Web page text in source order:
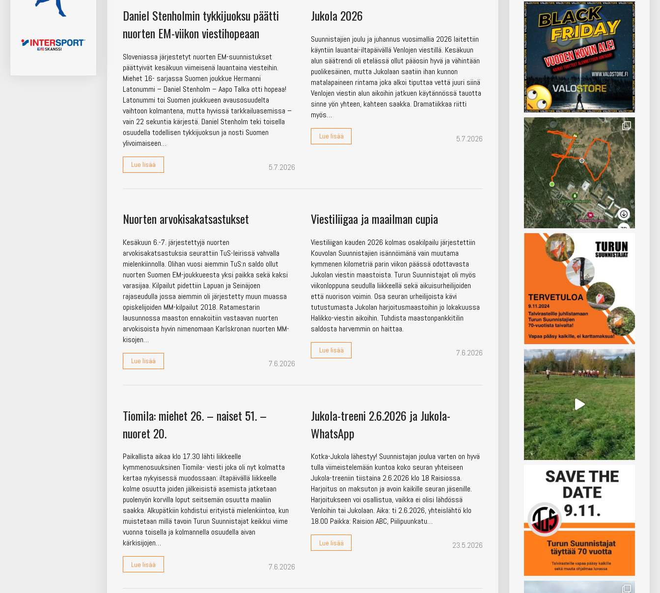
Daniel Stenholmin tykkijuoksu päätti
nuorten EM-viikon viestihopeaan
Sloveniassa järjestetyt nuorten EM-suunnistukset
päättyivät kesäkuun viimeisenä lauantaina viesteihin.
Miehet 16- sarjassa Suomen joukkue Hermanni
Latonummi – Daniel Stenholm – Aapo Talka otti hopeaa!
Latonummi toi Suomen joukkueen avausosuudelta
vaihtoon kolmantena, mutta hyvissä tarkkailuasemissa –
vain 22 sekuntia kärjestä. Daniel Stenholm teki toisella
osuudella todellisen tykkijuoksun ja nosti Suomen
ylivoimaiseen…
Lue lisää 5.7.2026
Jukola 2026
Suunnistajien joulu ja juhannus vuosimallia 2026 laitettiin
käyntiin lauantai-iltapäivällä Venlojen viestillä. Kesäkuun
alun säätrendi oli etelässä ollut pääosin hyvä ja vähintään
puolikesäinen, mutta Jukolaan saatiin ihan kunnon
matalapaineen rintama joka alkoi tiputtaa vettä juuri siinä
Venlojen viestin alun aikoihin jatkuen käytännössä tauotta
sinne yön yhteen, kahteen saakka. Dramatiikkaa riitti
myös…
Lue lisää 5.7.2026
Nuorten arvokisakatsastukset
Kesäkuun 6.-7. järjestettyjä nuorten
arvokisakatsastuksia seurattiin TuS-leirissä vahvalla
mielenkiinnolla. Olihan vuosi aiemmin TuS:n saldo ollut
nuorten Suomen EM-joukkueesta yksi paikka sekä kaksi
varasijaa. Kilpailut pidettiin Lapuan ja Seinäjoen
rajaseudulla jossa aiemmin oli järjestetty muun muassa
opiskelijoiden MM-kilpailut 2018. Ratamestarin
lausunnossa maaston ennakoitiin vastaavan nuorten
arvokisoista hyvin nimenomaan Karlskronan nuorten MM-
kisojen…
Lue lisää 7.6.2026
Viestiliigaa ja maailman cupia
Viestiliigan kauden 2026 kolmas osakilpailu järjestettiin
Kouvolan Suunnistajien isännöimänä vain muutama
kymmenen kilometriä parin viikon päässä odottavasta
Jukolan viestin maastoista. Turun Suunnistajat oli myös
viikonloppuna seudulla liikkeellä sekä aikuisurheilijoiden
että nuorison voimin. Osa seuran urheilijoista kävi
tutustumasta Jukolan harjoitusmaastoihin jo lokakuussa
Halikko-viestin aikoihin. Tuhdista maastonpankkitilin
saldosta harvemmin on haittaa.
Lue lisää 7.6.2026
Tiomila: miehet 26. – naiset 51. –
nuoret 20.
Paikallista aikaa klo 17.30 lähti liikkeelle
kymmenosuuksinen Tiomila- viesti joka oli nyt kolmatta
kertaa nykyisessä muodossaan: iltapäivällä liikkeelle
kolme osuutta joiden jälkeisistä asemista jatketaan
puolenyön korvilla loput seitsemän osuutta maaliin
saakka. Alkupätkiin kohdistui erityistä mielenkiintoa, kun
muistetaan millä tavoin Turun Suunnistajat keikkui viime
vuonna toisella ja kolmannella osuudella aivan
kärkisijojen…
Lue lisää 7.6.2026
Jukola-treeni 2.6.2026 ja Jukola-
WhatsApp
Kotka-Jukola lähestyy! Suunnistajan joulua varten on hyvä
tulla viimeistelemään kuntoa koko seuran yhteiseen
Jukola-treeniin tiistaina 2.6.2026 klo 18 Raisiossa.
Harjoitus on maksuton ja avoin kaikille seuran jäsenille.
Harjoitukseen voi osallistua, vaikka ei olisi lähdössä
Venloihin tai Jukolaan. Aika: ti 2.6.2026, yhteislähtö klo
18.00 Paikka: Raision ABC, Piilipuunkatu…
Lue lisää 23.5.2026